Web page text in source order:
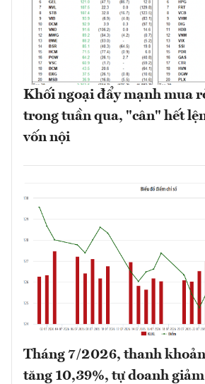
Khối ngoại đẩy mạnh mua
trong tuần qua, "cân" hết
vốn nội
Tháng 7/2026, thanh
tăng 10,39%, tự doanh